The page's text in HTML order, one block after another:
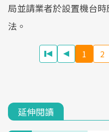
局並請業者於設置機台
法。
1 2
延伸閱讀